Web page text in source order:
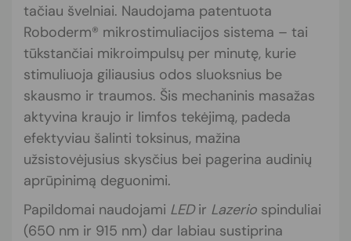
tačiau švelniai. Naudojama patentuota
Roboderm® mikrostimuliacijos sistema – tai
tūkstančiai mikroimpulsų per minutę, kurie
stimuliuoja giliausius odos sluoksnius be
skausmo ir traumos. Šis mechaninis masažas
aktyvina kraujo ir limfos tekėjimą, padeda
efektyviau šalinti toksinus, mažina
užsistovėjusius skysčius bei pagerina audinių
aprūpinimą deguonimi.
Papildomai naudojami LEDir Lazerio spinduliai
(650 nm ir 915 nm) dar labiau sustiprina